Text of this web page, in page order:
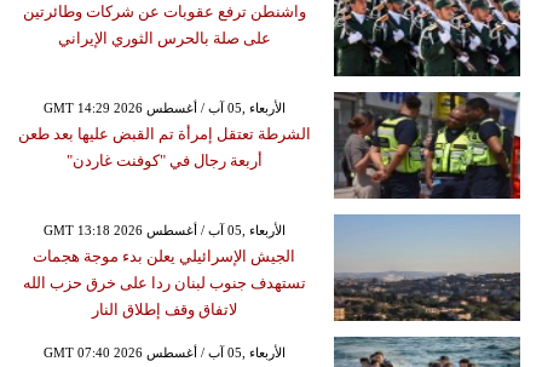
واشنطن ترفع عقوبات عن شركات وطائرتين
على صلة بالحرس الثوري الإيراني
GMT 14:29 2026 الأربعاء ,05 آب / أغسطس
الشرطة تعتقل إمرأة تم القبض عليها بعد طعن
أربعة رجال في "كوفنت غاردن"
GMT 13:18 2026 الأربعاء ,05 آب / أغسطس
الجيش الإسرائيلي يعلن بدء موجة هجمات
تستهدف جنوب لبنان ردا على خرق حزب الله
لاتفاق وقف إطلاق النار
GMT 07:40 2026 الأربعاء ,05 آب / أغسطس